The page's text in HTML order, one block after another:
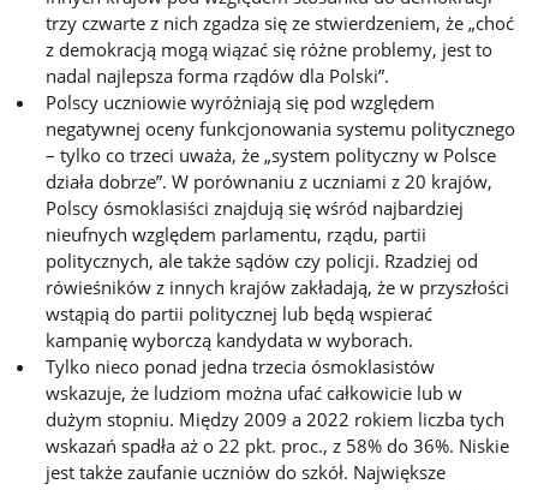
trzy czwarte z nich zgadza się ze stwierdzeniem, że „choć
z demokracją mogą wiązać się różne problemy, jest to
nadal najlepsza forma rządów dla Polski”.
Polscy uczniowie wyróżniają się pod względem
negatywnej oceny funkcjonowania systemu politycznego
– tylko co trzeci uważa, że „system polityczny w Polsce
działa dobrze”. W porównaniu z uczniami z 20 krajów,
Polscy ósmoklasiści znajdują się wśród najbardziej
nieufnych względem parlamentu, rządu, partii
politycznych, ale także sądów czy policji. Rzadziej od
rówieśników z innych krajów zakładają, że w przyszłości
wstąpią do partii politycznej lub będą wspierać
kampanię wyborczą kandydata w wyborach.
Tylko nieco ponad jedna trzecia ósmoklasistów
wskazuje, że ludziom można ufać całkowicie lub w
dużym stopniu. Między 2009 a 2022 rokiem liczba tych
wskazań spadła aż o 22 pkt. proc., z 58% do 36%. Niskie
jest także zaufanie uczniów do szkół. Największe